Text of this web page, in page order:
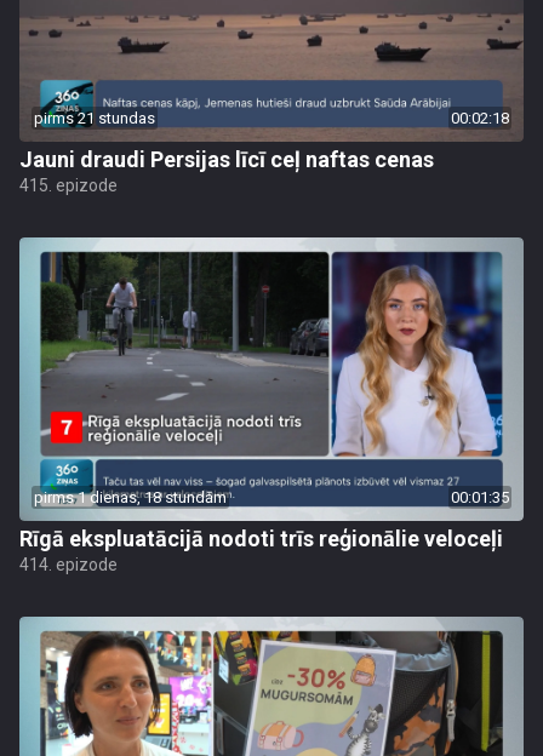
pirms 21 stundas 00:02:18
Jauni draudi Persijas līcī ceļ naftas cenas
415. epizode
pirms 1 dienas, 18 stundām 00:01:35
Rīgā ekspluatācijā nodoti trīs reģionālie veloceļi
414. epizode